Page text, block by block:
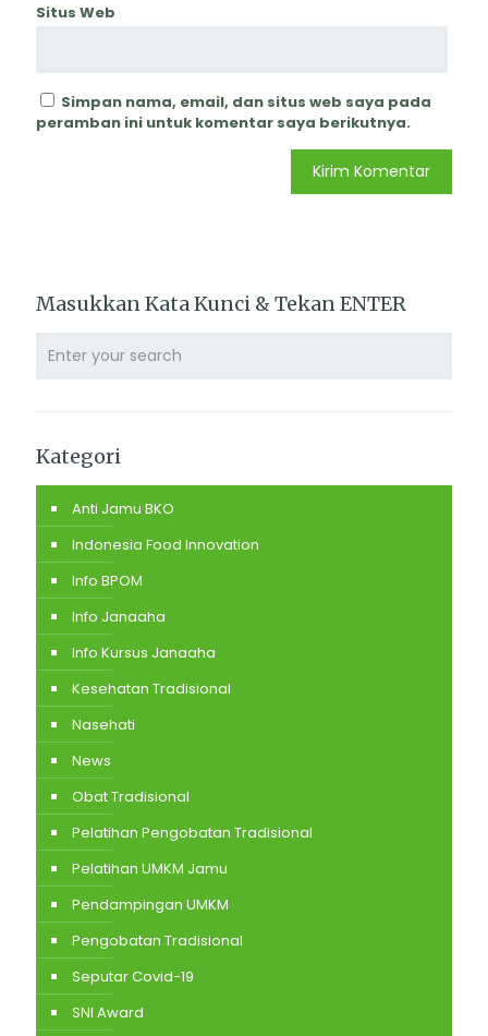
Situs Web
Simpan nama, email, dan situs web saya pada
peramban ini untuk komentar saya berikutnya.
Masukkan Kata Kunci & Tekan ENTER
Kategori
Anti Jamu BKO
Indonesia Food Innovation
Info BPOM
Info Janaaha
Info Kursus Janaaha
Kesehatan Tradisional
Nasehati
News
Obat Tradisional
Pelatihan Pengobatan Tradisional
Pelatihan UMKM Jamu
Pendampingan UMKM
Pengobatan Tradisional
Seputar Covid-19
SNI Award